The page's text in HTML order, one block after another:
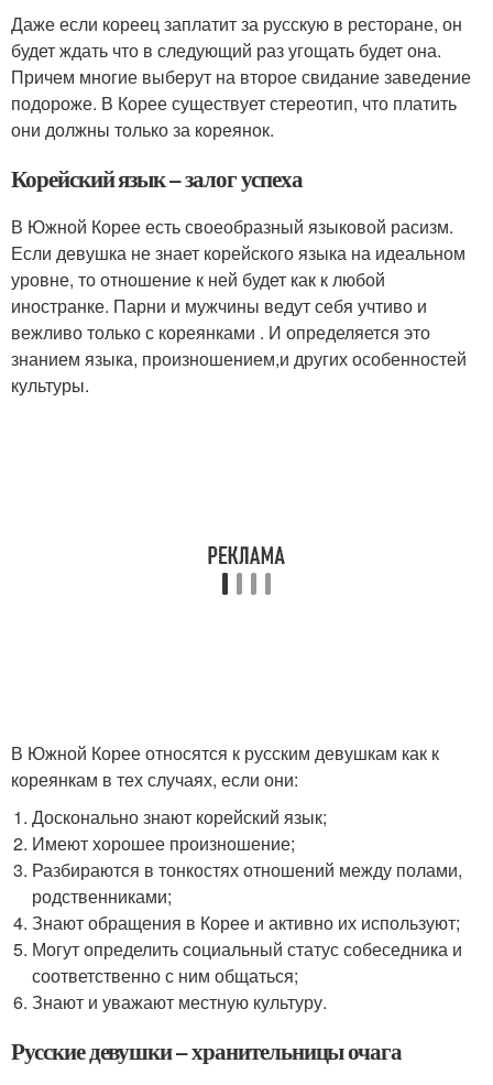
Даже если кореец заплатит за русскую в ресторане, он
будет ждать что в следующий раз угощать будет она.
Причем многие выберут на второе свидание заведение
подороже. В Корее существует стереотип, что платить
они должны только за кореянок.
Корейский язык – залог успеха
В Южной Корее есть своеобразный языковой расизм.
Если девушка не знает корейского языка на идеальном
уровне, то отношение к ней будет как к любой
иностранке. Парни и мужчины ведут себя учтиво и
вежливо только с кореянками . И определяется это
знанием языка, произношением,и других особенностей
культуры.
В Южной Корее относятся к русским девушкам как к
кореянкам в тех случаях, если они:
Досконально знают корейский язык;
Имеют хорошее произношение;
Разбираются в тонкостях отношений между полами,
родственниками;
Знают обращения в Корее и активно их используют;
Могут определить социальный статус собеседника и
соответственно с ним общаться;
Знают и уважают местную культуру.
Русские девушки – хранительницы очага